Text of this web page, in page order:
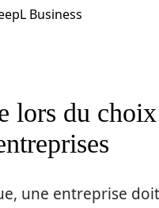
Business
lors du choix
une entreprise